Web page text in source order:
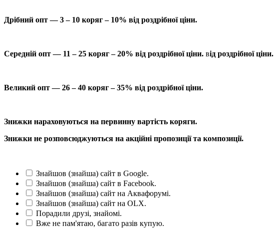
Дрібний опт — 3 – 10 коряг – 10% від роздрібної ціни.
Середній опт — 11 – 25 коряг – 20% від роздрібної ціни. від роздрібної ціни.
Великий опт — 26 – 40 коряг – 35% від роздрібної ціни.
Знижки нараховуються на первинну вартість коряги.
Знижки не розповсюджуються на акційні пропозиції та композиції.
Знайшов (знайша) сайт в Google.
Знайшов (знайша) сайт в Facebook.
Знайшов (знайша) сайт на Аквафорумі.
Знайшов (знайша) сайт на OLX.
Порадили друзі, знайомі.
Вже не пам'ятаю, багато разів купую.